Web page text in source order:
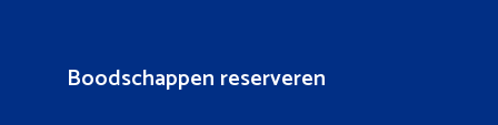
Boodschappen reserveren